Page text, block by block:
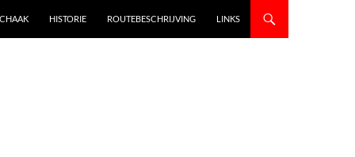
HISTORIE ROUTEBESCHRIJVING LINKS